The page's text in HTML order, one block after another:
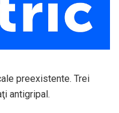
preexistente. Trei
antigripal.